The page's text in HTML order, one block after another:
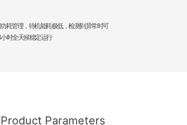
耗管理，待机能耗极低，检测到异常时可
时全天候稳定运行
Product Parameters